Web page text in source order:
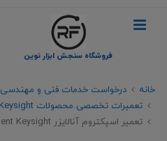
فروشگاه سنجش ابزار نوین
خانه
درخواست خدمات فنی و مهندسی
تعمیرات تخصصی محصولات HP Agilent Keysight
تعمیر اسپکتروم آنالایزر HP Agilent Keysight